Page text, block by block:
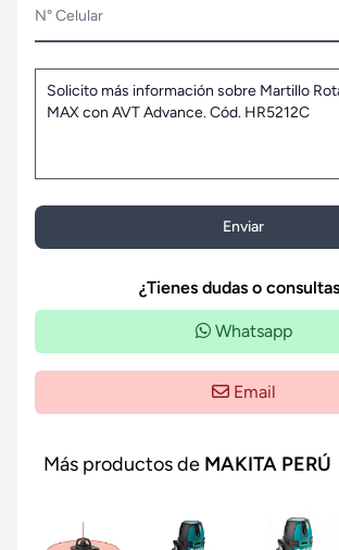
N° Celular
Enviar
¿Tienes dudas o
Whatsapp
Email
Más productos de MAKITA PERÚ